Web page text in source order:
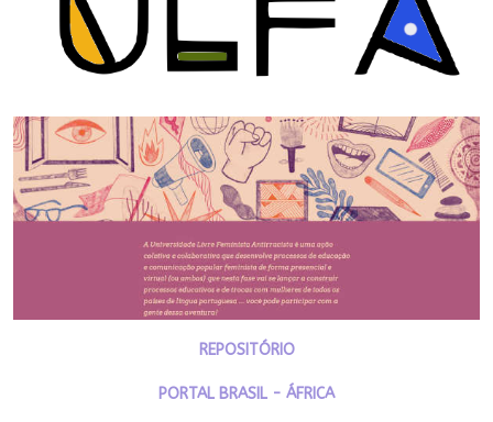
REPOSITÓRIO
PORTAL BRASIL - ÁFRICA